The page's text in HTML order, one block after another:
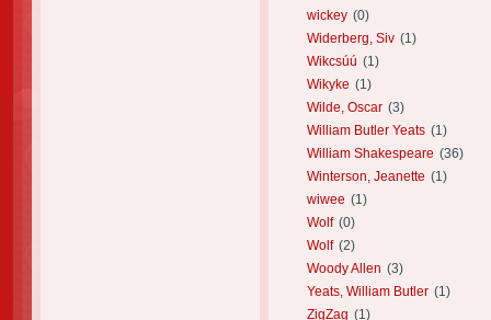
wickey (0)
Widerberg, Siv (1)
Wikcsúú (1)
Wikyke (1)
Wilde, Oscar (3)
William Butler Yeats (1)
William Shakespeare (36)
Winterson, Jeanette (1)
wiwee (1)
Wolf (0)
Wolf (2)
Woody Allen (3)
Yeats, William Butler (1)
ZigZag (1)